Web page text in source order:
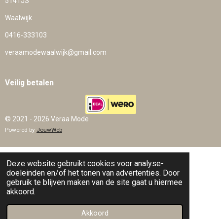
Deze website gebruikt cookies voor analyse-
doeleinden en/of het tonen van advertenties. Door
gebruik te blijven maken van de site gaat u hiermee
akkoord.
Akkoord
Waalwijk
0416-333103
veraamodewaalwijk@gmail.com
Veilig betalen
© 2021 - 2026 Veraa Mode
Powered by JouwWeb